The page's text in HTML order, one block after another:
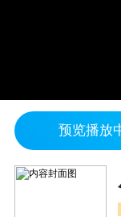
预览播放